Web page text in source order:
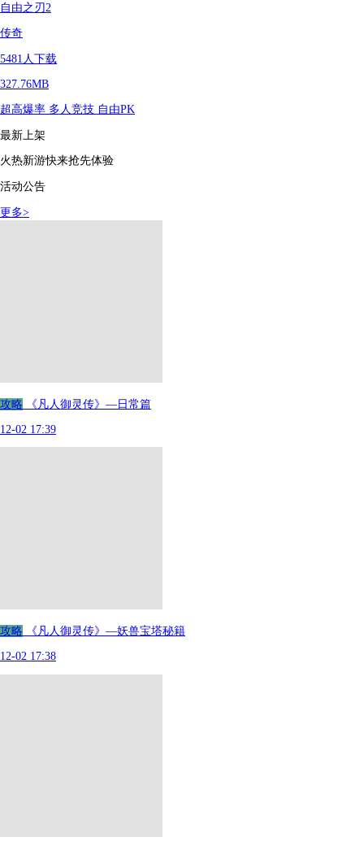
自由之刃2
传奇
5481 人下载
327.76MB
超高爆率 多人竞技 自由PK
最新上架
火热新游快来抢先体验
活动公告
更多>
攻略 《凡人御灵传》—日常篇
12-02 17:39
攻略 《凡人御灵传》—妖兽宝塔秘籍
12-02 17:38